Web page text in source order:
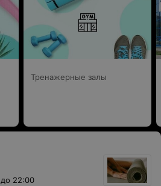
Тренажерные залы
до 22:00